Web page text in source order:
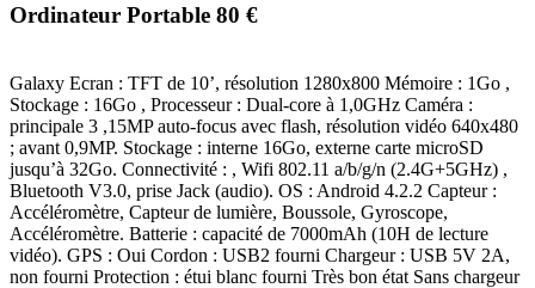
Ordinateur Portable 80 €
Galaxy Ecran : TFT de 10’, résolution 1280x800 Mémoire : 1Go ,
Stockage : 16Go , Processeur : Dual-core à 1,0GHz Caméra :
principale 3 ,15MP auto-focus avec flash, résolution vidéo 640x480
; avant 0,9MP. Stockage : interne 16Go, externe carte microSD
jusqu’à 32Go. Connectivité : , Wifi 802.11 a/b/g/n (2.4G+5GHz) ,
Bluetooth V3.0, prise Jack (audio). OS : Android 4.2.2 Capteur :
Accéléromètre, Capteur de lumière, Boussole, Gyroscope,
Accéléromètre. Batterie : capacité de 7000mAh (10H de lecture
vidéo). GPS : Oui Cordon : USB2 fourni Chargeur : USB 5V 2A,
non fourni Protection : étui blanc fourni Très bon état Sans chargeur